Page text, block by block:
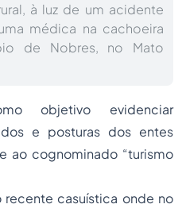
à luz de um acidente
médica na cachoeira
de Nobres, no Mato
objetivo evidenciar
e posturas dos entes
ao cognominado “turismo
casuística onde no